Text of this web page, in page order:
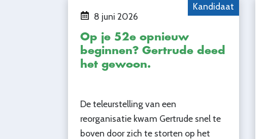
Kandidaat
8 juni 2026
Op je 52e opnieuw
beginnen? Gertrude deed
het gewoon.
De teleurstelling van een
reorganisatie kwam Gertrude snel te
boven door zich te storten op het